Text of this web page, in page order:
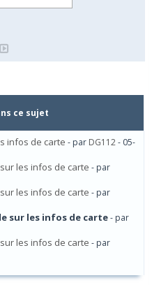
ce sujet
infos de carte - par DG112- 05-
les infos de carte - par
les infos de carte - par
sur les infos de carte- par
les infos de carte - par